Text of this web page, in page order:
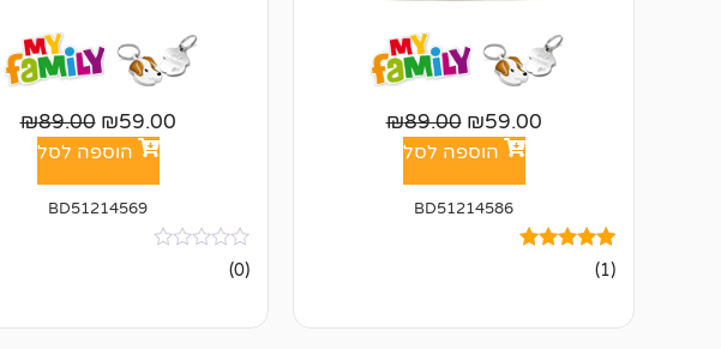
₪59.00
₪89.00
הוספה לסל
BD51214586
מדורג
5.00
1(1)
₪59.00
₪89.00
הוספה לסל
BD51214569
אין
ביקורות
(0)